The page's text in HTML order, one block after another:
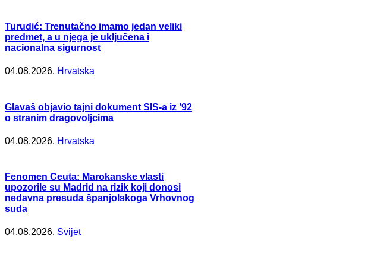
Turudić: Trenutačno imamo jedan veliki
predmet, a u njega je uključena i
nacionalna sigurnost
04.08.2026. Hrvatska
Glavaš objavio tajni dokument SIS-a iz ’92
o stranim dragovoljcima
04.08.2026. Hrvatska
Fenomen Ceuta: Marokanske vlasti
upozorile su Madrid na rizik koji donosi
nedavna presuda španjolskoga Vrhovnog
suda
04.08.2026. Svijet